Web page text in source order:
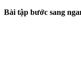
Bài tập bước sang